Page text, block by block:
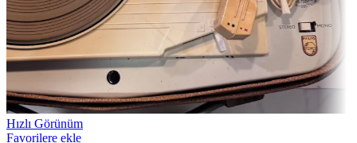
Hızlı Görünüm
Favorilere ekle